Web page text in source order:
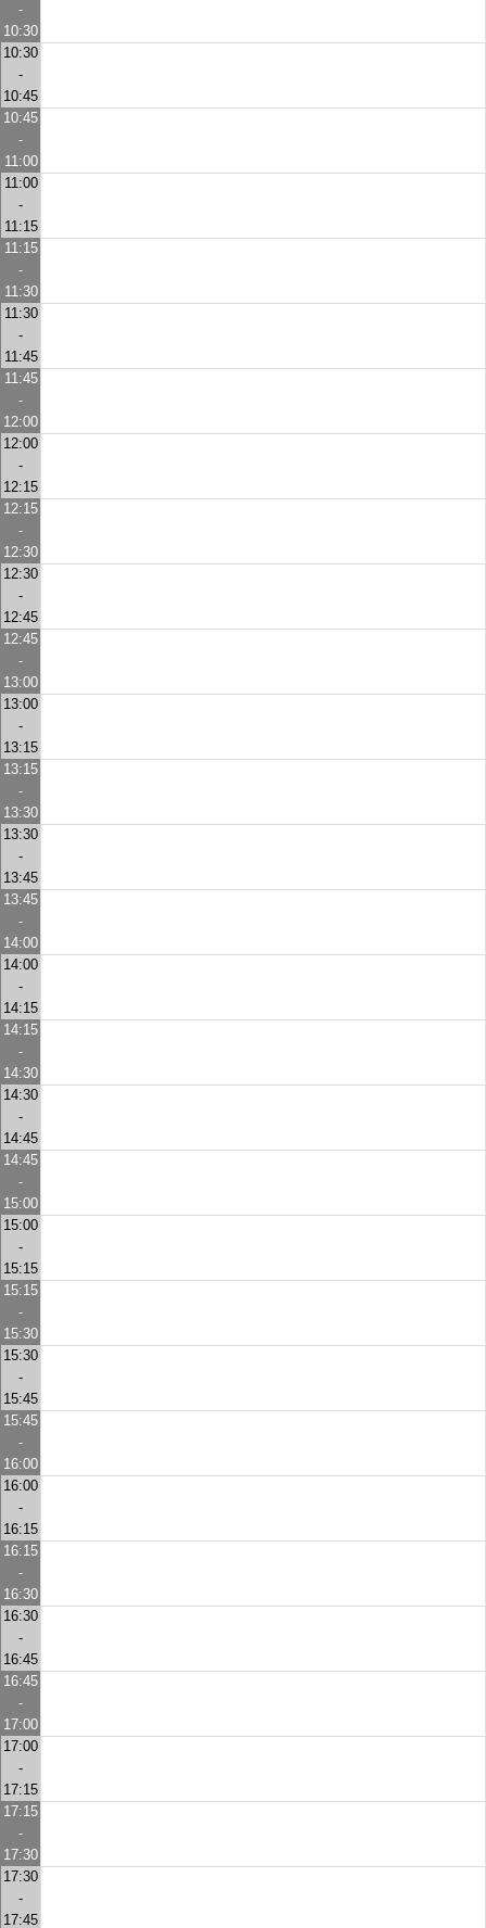
-
10:30
10:30
-
10:45
10:45
-
11:00
11:00
-
11:15
11:15
-
11:30
11:30
-
11:45
11:45
-
12:00
12:00
-
12:15
12:15
-
12:30
12:30
-
12:45
12:45
-
13:00
13:00
-
13:15
13:15
-
13:30
13:30
-
13:45
13:45
-
14:00
14:00
-
14:15
14:15
-
14:30
14:30
-
14:45
14:45
-
15:00
15:00
-
15:15
15:15
-
15:30
15:30
-
15:45
15:45
-
16:00
16:00
-
16:15
16:15
-
16:30
16:30
-
16:45
16:45
-
17:00
17:00
-
17:15
17:15
-
17:30
17:30
-
17:45